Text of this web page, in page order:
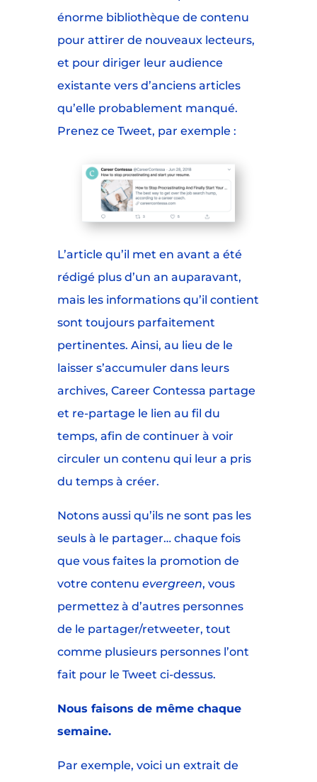
énorme bibliothèque de contenu
pour attirer de nouveaux lecteurs,
et pour diriger leur audience
existante vers d’anciens articles
qu’elle probablement manqué.
Prenez ce Tweet, par exemple :
L’article qu’il met en avant a été
rédigé plus d’un an auparavant,
mais les informations qu’il contient
sont toujours parfaitement
pertinentes. Ainsi, au lieu de le
laisser s’accumuler dans leurs
archives, Career Contessa partage
et re-partage le lien au fil du
temps, afin de continuer à voir
circuler un contenu qui leur a pris
du temps à créer.
Notons aussi qu’ils ne sont pas les
seuls à le partager… chaque fois
que vous faites la promotion de
votre contenu evergreen, vous
permettez à d’autres personnes
de le partager/retweeter, tout
comme plusieurs personnes l’ont
fait pour le Tweet ci-dessus.
Nous faisons de même chaque
semaine.
Par exemple, voici un extrait de